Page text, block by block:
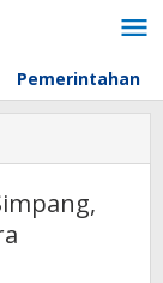
Pemerintahan